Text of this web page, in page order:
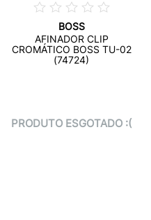
BOSS
AFINADOR CLIP
CROMÁTICO BOSS TU-02
(74724)
PRODUTO ESGOTADO :(